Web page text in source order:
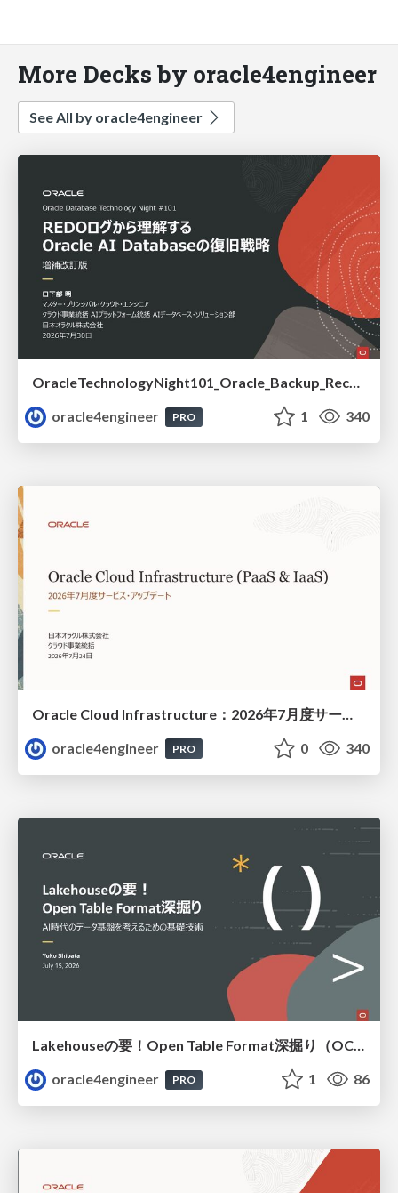
More Decks by oracle4engineer
See All by oracle4engineer
OracleTechnologyNight101_Oracle_Backup_Recovery_Strategy_from_REDO_UNDO
oracle4engineer
PRO 1 340
oracle4engineer
PRO 0 340
Lakehouseの要！Open Table Format深掘り（OCHaCafe Season 11 #6）
oracle4engineer
PRO 1 86